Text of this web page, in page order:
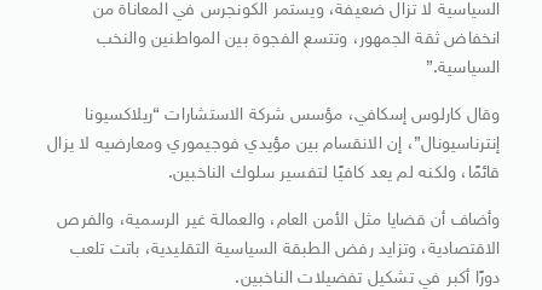
السياسية لا تزال ضعيفة، ويستمر الكونجرس في المعاناة من
انخفاض ثقة الجمهور، وتتسع الفجوة بين المواطنين والنخب
السياسية.”
وقال كارلوس إسكافي، مؤسس شركة الاستشارات “ريلاكسيونا
إنترناسيونال”، إن الانقسام بين مؤيدي فوجيموري ومعارضيه لا يزال
قائمًا، ولكنه لم يعد كافيًا لتفسير سلوك الناخبين.
وأضاف أن قضايا مثل الأمن العام، والعمالة غير الرسمية، والفرص
الاقتصادية، وتزايد رفض الطبقة السياسية التقليدية، باتت تلعب
دورًا أكبر في تشكيل تفضيلات الناخبين.